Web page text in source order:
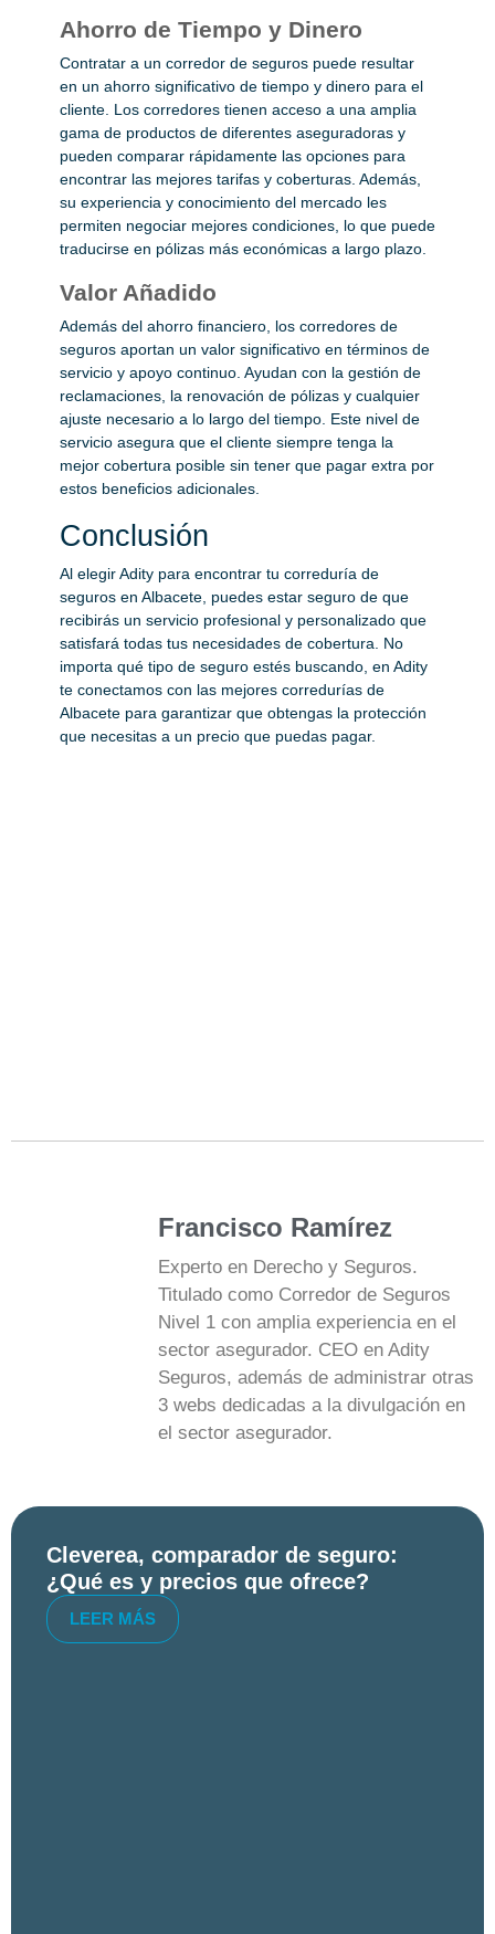
Ahorro de Tiempo y Dinero
Contratar a un corredor de seguros puede resultar
en un ahorro significativo de tiempo y dinero para el
cliente. Los corredores tienen acceso a una amplia
gama de productos de diferentes aseguradoras y
pueden comparar rápidamente las opciones para
encontrar las mejores tarifas y coberturas. Además,
su experiencia y conocimiento del mercado les
permiten negociar mejores condiciones, lo que puede
traducirse en pólizas más económicas a largo plazo.
Valor Añadido
Además del ahorro financiero, los corredores de
seguros aportan un valor significativo en términos de
servicio y apoyo continuo. Ayudan con la gestión de
reclamaciones, la renovación de pólizas y cualquier
ajuste necesario a lo largo del tiempo. Este nivel de
servicio asegura que el cliente siempre tenga la
mejor cobertura posible sin tener que pagar extra por
estos beneficios adicionales.
Conclusión
Al elegir Adity para encontrar tu correduría de
seguros en Albacete, puedes estar seguro de que
recibirás un servicio profesional y personalizado que
satisfará todas tus necesidades de cobertura. No
importa qué tipo de seguro estés buscando, en Adity
te conectamos con las mejores corredurías de
Albacete para garantizar que obtengas la protección
que necesitas a un precio que puedas pagar.
Francisco Ramírez
Experto en Derecho y Seguros.
Titulado como Corredor de Seguros
Nivel 1 con amplia experiencia en el
sector asegurador. CEO en Adity
Seguros, además de administrar otras
3 webs dedicadas a la divulgación en
el sector asegurador.
Cleverea, comparador de seguro:
¿Qué es y precios que ofrece?
LEER MÁS